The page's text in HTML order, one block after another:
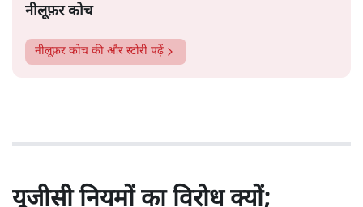
नीलूफ़र कोच
नीलूफ़र कोच की और स्टोरी पढ़ें
यूजीसी नियमों का विरोध क्यों;